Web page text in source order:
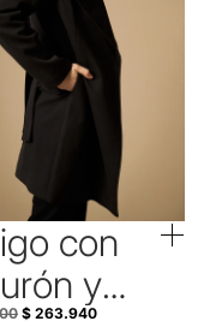
con
y
$ 263.940